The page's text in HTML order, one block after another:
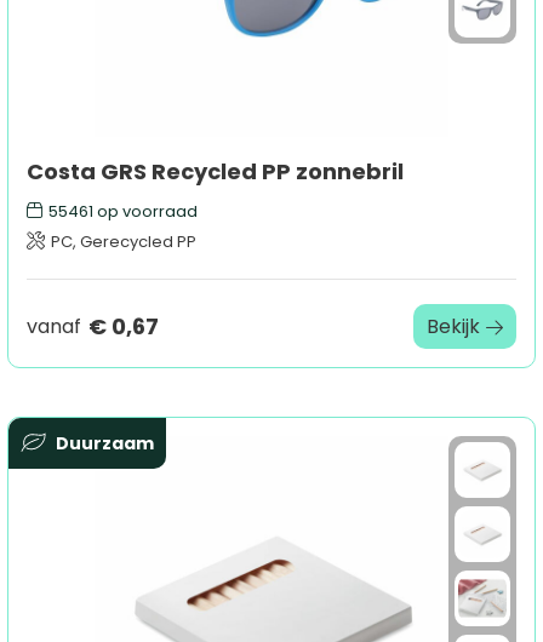
Costa GRS Recycled PP zonnebril
55461 op voorraad
PC, Gerecycled PP
vanaf € 0,67 Bekijk
Duurzaam